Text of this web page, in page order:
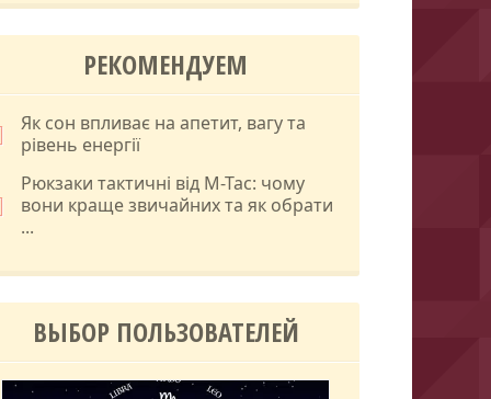
РЕКОМЕНДУЕМ
Як сон впливає на апетит, вагу та
рівень енергії
Рюкзаки тактичні від M-Tac: чому
вони краще звичайних та як обрати
...
ВЫБОР ПОЛЬЗОВАТЕЛЕЙ